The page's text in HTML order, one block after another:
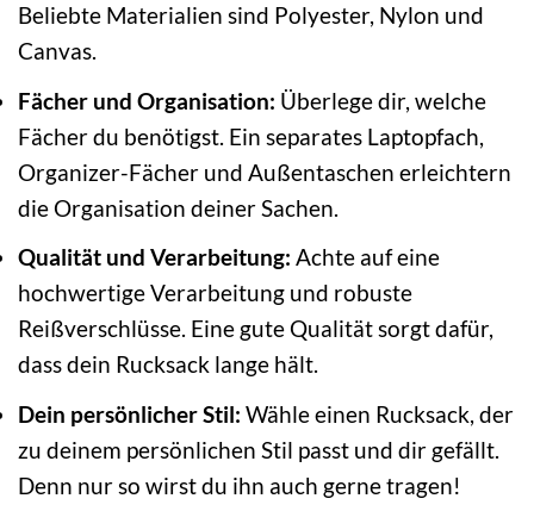
Beliebte Materialien sind Polyester, Nylon und
Canvas.
Fächer und Organisation: Überlege dir, welche
Fächer du benötigst. Ein separates Laptopfach,
Organizer-Fächer und Außentaschen erleichtern
die Organisation deiner Sachen.
Qualität und Verarbeitung: Achte auf eine
hochwertige Verarbeitung und robuste
Reißverschlüsse. Eine gute Qualität sorgt dafür,
dass dein Rucksack lange hält.
Dein persönlicher Stil: Wähle einen Rucksack, der
zu deinem persönlichen Stil passt und dir gefällt.
Denn nur so wirst du ihn auch gerne tragen!